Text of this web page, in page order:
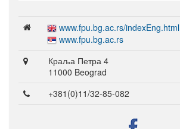
www.fpu.bg.ac.rs/indexEng.html
www.fpu.bg.ac.rs
Краља Петра 4
11000 Beograd
+381(0)11/32-85-082